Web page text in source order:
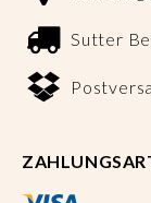
Sutter